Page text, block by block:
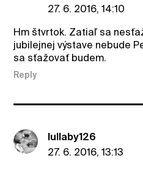
27. 6. 2016, 14:10
Hm štvrtok. Zatiaľ sa
jubilejnej výstave nebude
sa sťažovať budem.
Reply
lullaby126
27. 6. 2016, 13:13